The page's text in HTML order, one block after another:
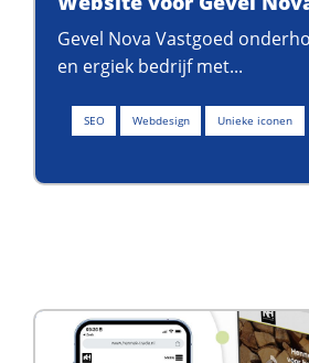
Gevel Nova Vastgoed
en ergiek bedrijf met...
SEO Webdesign Unieke iconen